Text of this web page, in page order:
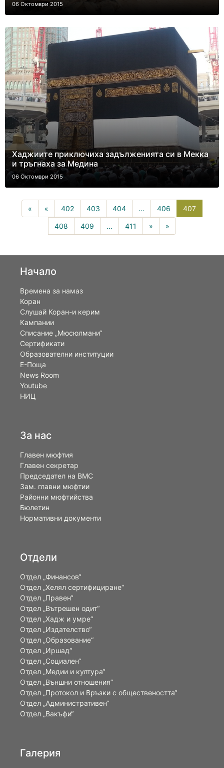
06 Октомври 2015
Хаджиите приключиха задълженията си в Мекка
и тръгнаха за Медина
06 Октомври 2015
« « 402 403 404 ... 406 407
408 409 ... 411 » »
Начало
Времена за намаз
Коран
Слушай Коран-и керим
Кампании
Списание „Мюсюлмани“
Сертификати
Образователни институции
Е-Поща
News Room
Youtube
НИЦ
За нас
Главен мюфтия
Главен секретар
Председател на ВМС
Зам. главни мюфтии
Районни мюфтийства
Бюлетин
Нормативни документи
Отдели
Отдел „Финансов“
Отдел „Хелял сертифициране“
Отдел „Правен“
Отдел „Вътрешен одит“
Отдел „Хадж и умре“
Отдел „Издателство“
Отдел „Образование“
Отдел „Иршад“
Отдел „Социален“
Отдел „Медии и култура“
Отдел „Външни отношения”
Oтдел „Протокол и Връзки с обществеността“
Отдел „Административен“
Отдел „Вакъфи“
Галерия